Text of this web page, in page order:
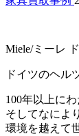
Miele/ミーレ
ドイツのヘル
100年以上に
そしてなによ
環境を越えて